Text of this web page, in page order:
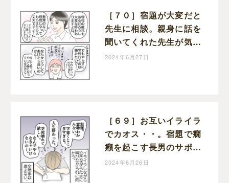
［７０］宿題が大変だと
先生に相談。親身に話を
聞いてくれた先生が気に
かけていた事。学校に行
2024年6月27日
［６９］お互いイライラ
でカオス・・。宿題で癇
癪を起こす長男のサポー
トがしんどい・・。学校
2024年6月26日